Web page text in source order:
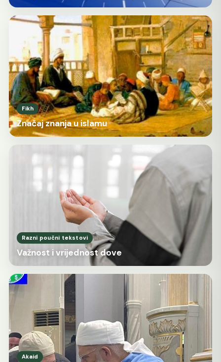
Fikh
Značaj znanja u islamu
Razni poučni tekstovi
Važnost i vrijednost dove
Akaid